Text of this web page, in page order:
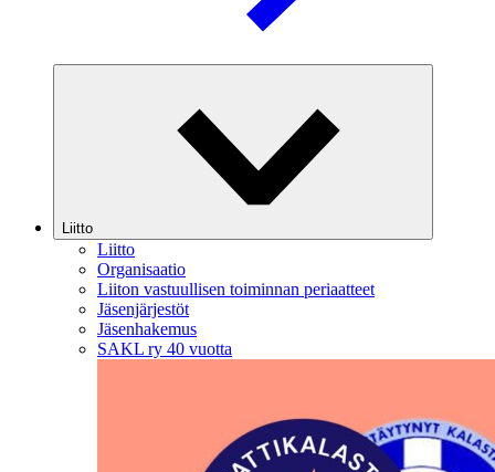
Liitto
Liitto
Organisaatio
Liiton vastuullisen toiminnan periaatteet
Jäsenjärjestöt
Jäsenhakemus
SAKL ry 40 vuotta